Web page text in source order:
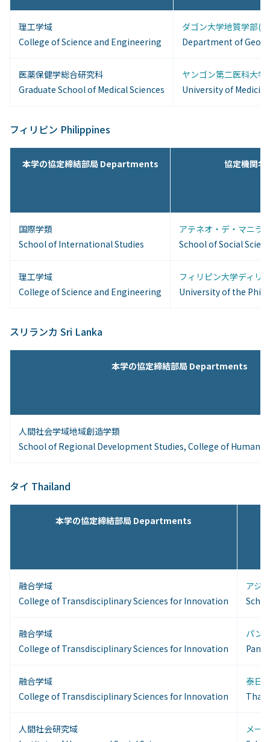
理工学域
College of Science and Engineering
ダゴン大学地質学部(
Department of
医薬保健学総合研究科
Graduate School of Medical Sciences
ヤンゴン第二医科大学
University of
フィリピン Philippines
本学の協定締結部局 Departments 協定機関
国際学類
School of International Studies
アテネオ・デ・マニラ
School of Social
理工学域
College of Science and Engineering
フィリピン大学ディリ
University of the
スリランカ Sri Lanka
本学の協定締結部局 Departments
人間社会学域地域創造学類
School of Regional Development Studies, College of Human
タイ Thailand
本学の協定締結部局 Departments
融合学域
College of Transdisciplinary Sciences for Innovation
アジ
融合学域
College of Transdisciplinary Sciences for Innovation
パン
融合学域
College of Transdisciplinary Sciences for Innovation
泰日
人間社会研究域
メー